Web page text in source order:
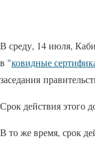
В среду, 14 июля,
в "ковидные
заседания
Срок действия этого
В то же время, срок